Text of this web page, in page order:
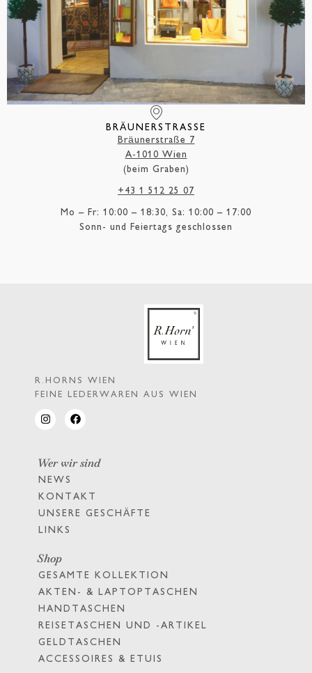
BRÄUNERSTRASSE
Bräunerstraße 7
A-1010 Wien
(beim Graben)
+43 1 512 25 07
Mo – Fr: 10:00 – 18:30, Sa: 10:00 – 17:00
Sonn- und Feiertags geschlossen
R.HORNS WIEN
FEINE LEDERWAREN AUS WIEN
Wer wir sind
NEWS
KONTAKT
UNSERE GESCHÄFTE
LINKS
Shop
GESAMTE KOLLEKTION
AKTEN- & LAPTOPTASCHEN
HANDTASCHEN
REISETASCHEN UND -ARTIKEL
GELDTASCHEN
ACCESSOIRES & ETUIS